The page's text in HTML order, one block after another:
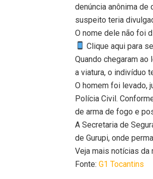
denúncia anônima de
suspeito teria
O nome dele não foi
Clique aqui para
Quando chegaram
a viatura, o indivíduo
O homem foi levado,
Polícia Civil.
de arma de fogo e
A Secretaria de
de Gurupi, onde
Veja mais notícias da
Fonte:G1 Tocantins